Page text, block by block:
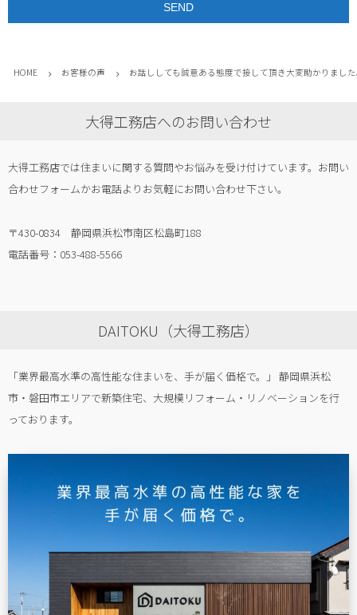
HOME お客様の声 お話ししても誠意ある態度で接して頂き大変助かりまし
大得工務店へのお問い合わせ
大得工務店では住まいに関する質問やお悩みを受け付けています。お問い
合わせフォームかお電話よりお気軽にお問い合わせ下さい。
〒430-0834 静岡県浜松市南区松島町188
電話番号：053-488-5566
DAITOKU（大得工務店）
「業界最高水準の高性能な住まいを、手が届く価格で。」 静岡県浜松
市・磐田市エリアで新築住宅、大規模リフォーム・リノベーションを行
っております。